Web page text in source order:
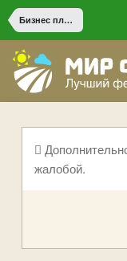
Бизнес планы и партнерство
жалобой.